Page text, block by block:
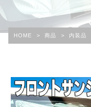
HOME > 商品 > 内装品